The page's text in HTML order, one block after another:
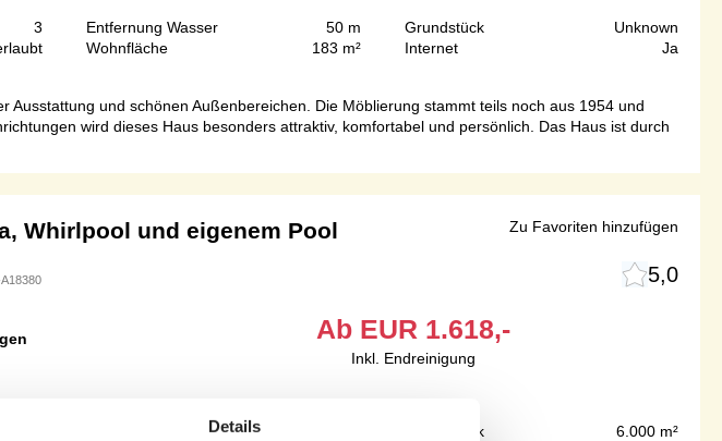
3
Entfernung Wasser
50 m
Wohnfläche
183 m²
Grundstück
Unknown
Internet
Ja
und schönen Außenbereichen. Die Möblierung stammt teils noch aus 1954 und
wird dieses Haus besonders attraktiv, komfortabel und persönlich. Das Haus ist durch
Whirlpool und eigenem Pool
5,0
Ab EUR 1.618,-
Inkl. Endreinigung
Entfernung Wasser Grundstück
6.000 m²
Zu Favoriten hinzufügen
Details